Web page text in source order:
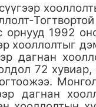
орнууд 1992
хооллолтыг
дагнан
72
дагнан